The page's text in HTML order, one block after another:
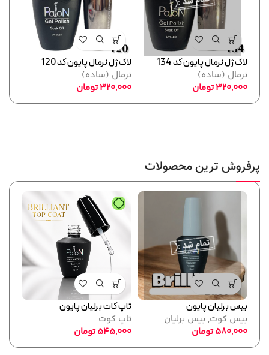
لاک ژل نرمال پایون کد 134
نرمال (ساده)
320,000تومان
لاک ژل نرمال پایون کد 120
نرمال (ساده)
320,000تومان
پرفروش ترین محصولات
بیس برلیان پایون
بیس کوت, بیس برلیان
580,000تومان
تاپ کات برلیان پایون
تاپ کوت
545,000تومان